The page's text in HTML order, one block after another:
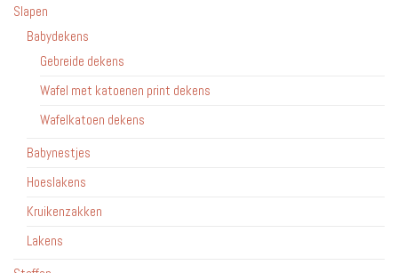
Slapen
Babydekens
Gebreide dekens
Wafel met katoenen print dekens
Wafelkatoen dekens
Babynestjes
Hoeslakens
Kruikenzakken
Lakens